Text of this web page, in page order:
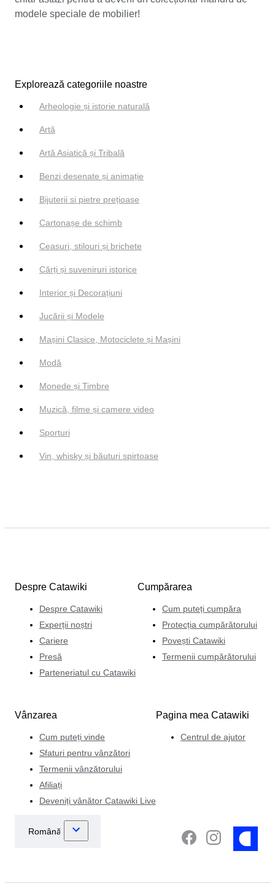
modele speciale de mobilier!
Explorează categoriile noastre
Arheologie și istorie naturală
Artă
Artă Asiatică și Tribală
Benzi desenate și animație
Bijuterii si pietre prețioase
Cartonașe de schimb
Ceasuri, stilouri și brichete
Cărți și suveniruri istorice
Interior și Decorațiuni
Jucării și Modele
Mașini Clasice, Motociclete și Mașini
Modă
Monede și Timbre
Muzică, filme și camere video
Sporturi
Vin, whisky și băuturi spirtoase
Despre Catawiki
Despre Catawiki
Experții noștri
Cariere
Presă
Parteneriatul cu Catawiki
Cumpărarea
Cum puteți cumpăra
Protecția cumpărătorului
Povești Catawiki
Termenii cumpărătorului
Vânzarea
Cum puteți vinde
Sfaturi pentru vânzători
Termenii vânzătorului
Afiliați
Deveniți vânător Catawiki Live
Pagina mea Catawiki
Centrul de ajutor